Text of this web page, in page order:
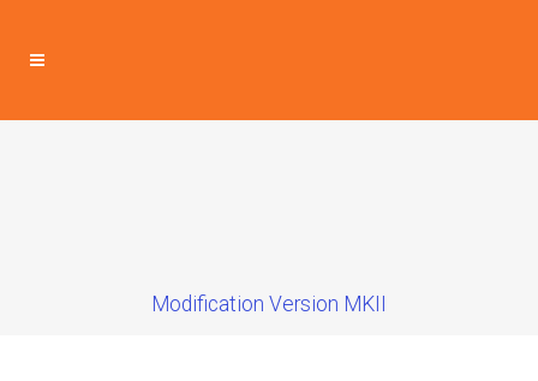
Modification Version MKII